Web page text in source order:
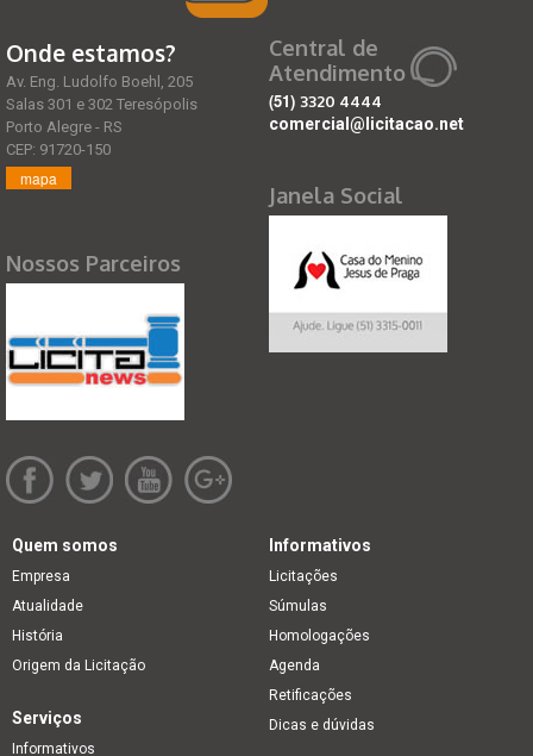
Onde estamos?
Av. Eng. Ludolfo Boehl, 205
Salas 301 e 302 Teresópolis
Porto Alegre - RS
CEP: 91720-150
mapa
Nossos Parceiros
Central de
Atendimento
(51) 3320 4444
comercial@licitacao.net
Janela Social
Quem somos
Empresa
Atualidade
História
Origem da Licitação
Informativos
Licitações
Súmulas
Homologações
Agenda
Retificações
Dicas e dúvidas
Serviços
Informativos